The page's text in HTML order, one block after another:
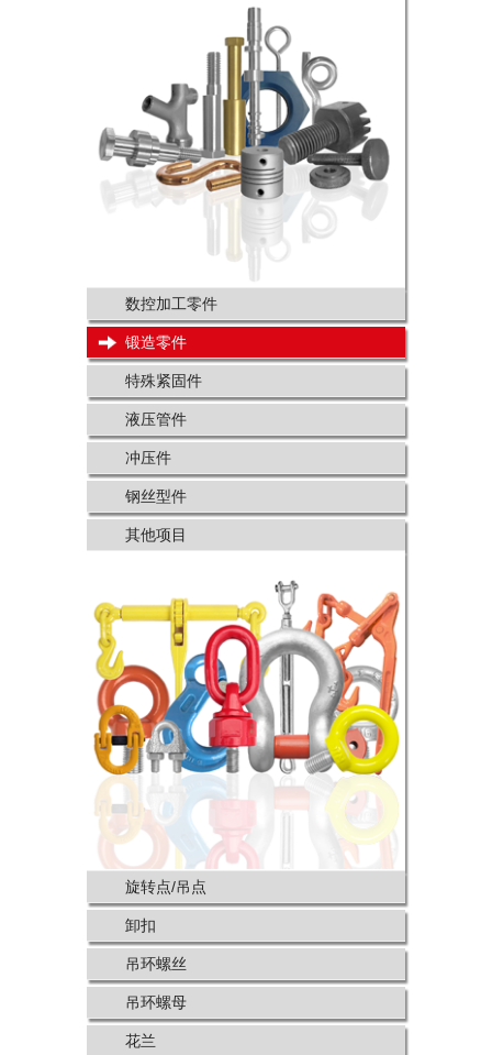
数控加工零件
锻造零件
特殊紧固件
液压管件
冲压件
钢丝型件
其他项目
旋转点/吊点
卸扣
吊环螺丝
吊环螺母
花兰